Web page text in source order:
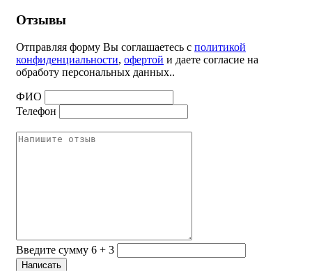
Отзывы
Отправляя форму Вы соглашаетесь с политикой
конфиденциальности, офертой и даете согласие на
обработу персональных данных..
ФИО
Телефон
Введите сумму 6 + 3